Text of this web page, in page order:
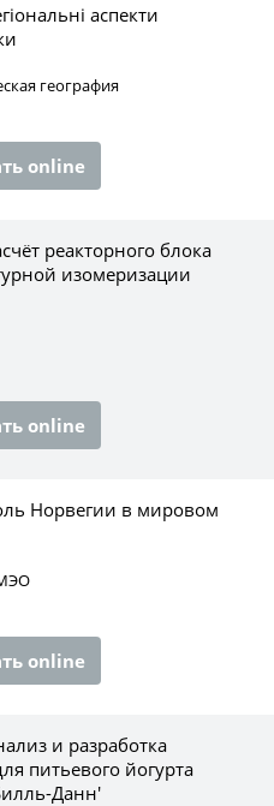
аспекти
география
online
реакторного блока
изомеризации
online
Норвегии в мировом
online
и разработка
питьевого йогурта
Данн'